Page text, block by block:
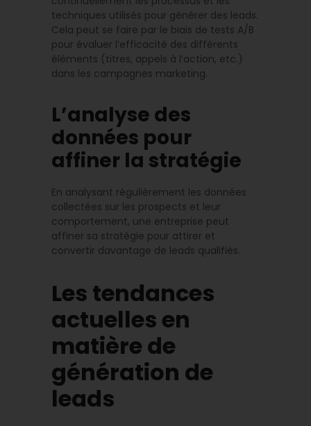
techniques utilisés pour générer des leads.
Cela peut se faire par le biais de tests A/B
pour évaluer l’efficacité des différents
éléments (titres, appels à l’action, etc.)
dans les campagnes marketing.
L’analyse des
données pour
affiner la stratégie
En analysant régulièrement les données
collectées sur les prospects et leur
comportement, une entreprise peut
affiner sa stratégie pour attirer et
convertir davantage de leads qualifiés.
Les tendances
actuelles en
matière de
génération de
leads